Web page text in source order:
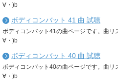
∀・)b
ボディコンバット 41 曲 試聴
ボディコンバット41の曲ページです。曲リ
∀・)b
ボディコンバット 40 曲 試聴
ボディコンバット40の曲ページです。曲リ
∀・)b